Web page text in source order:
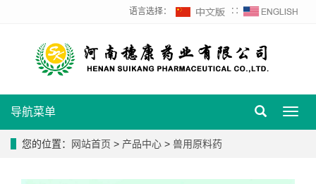
语言选择： ∷
导航菜单
您的位置： 网站首页 > 产品中心 > 兽用原料药